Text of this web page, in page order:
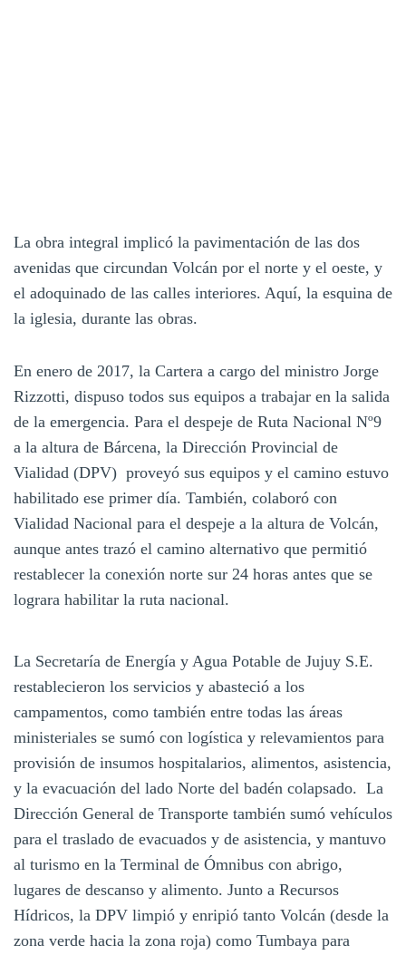
La obra integral implicó la pavimentación de las dos
avenidas que circundan Volcán por el norte y el oeste, y
el adoquinado de las calles interiores. Aquí, la esquina de
la iglesia, durante las obras.
En enero de 2017, la Cartera a cargo del ministro Jorge
Rizzotti, dispuso todos sus equipos a trabajar en la salida
de la emergencia. Para el despeje de Ruta Nacional Nº9
a la altura de Bárcena, la Dirección Provincial de
Vialidad (DPV) proveyó sus equipos y el camino estuvo
habilitado ese primer día. También, colaboró con
Vialidad Nacional para el despeje a la altura de Volcán,
aunque antes trazó el camino alternativo que permitió
restablecer la conexión norte sur 24 horas antes que se
lograra habilitar la ruta nacional.
La Secretaría de Energía y Agua Potable de Jujuy S.E.
restablecieron los servicios y abasteció a los
campamentos, como también entre todas las áreas
ministeriales se sumó con logística y relevamientos para
provisión de insumos hospitalarios, alimentos, asistencia,
y la evacuación del lado Norte del badén colapsado. La
Dirección General de Transporte también sumó vehículos
para el traslado de evacuados y de asistencia, y mantuvo
al turismo en la Terminal de Ómnibus con abrigo,
lugares de descanso y alimento. Junto a Recursos
Hídricos, la DPV limpió y enripió tanto Volcán (desde la
zona verde hacia la zona roja) como Tumbaya para